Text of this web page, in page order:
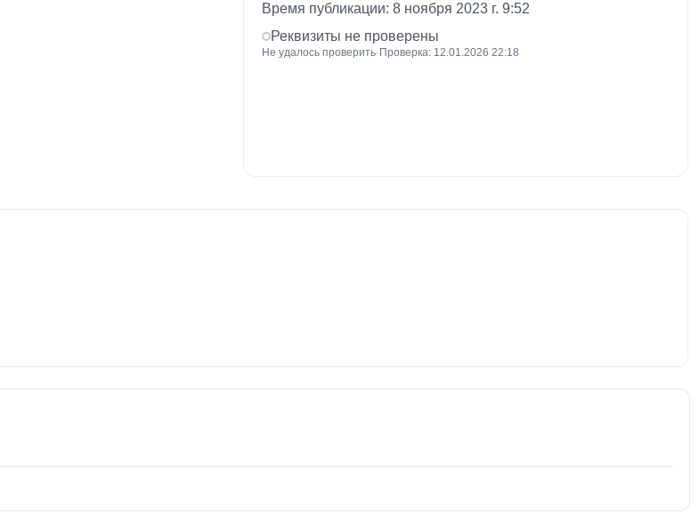
Время публикации: 8 ноября 2023 г. 9:52
Реквизиты не проверены
Не удалось проверить· Проверка: 12.01.2026 22:18